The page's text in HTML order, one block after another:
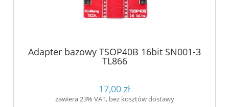
Adapter bazowy TSOP40B 16bit SN001-3
TL866
17,00 zł
zawiera 23% VAT, bez kosztów dostawy